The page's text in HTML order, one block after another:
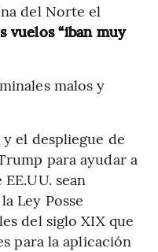
del Norte el
vuelos “iban muy
malos y
el despliegue de
para ayudar a
sean
Ley Posse
del siglo XIX que
para la aplicación